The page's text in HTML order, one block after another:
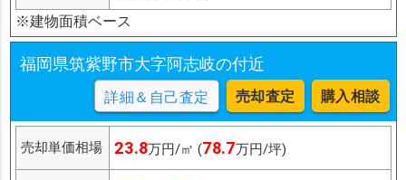
※建物面積ベース
福岡県筑紫野市大字阿志岐の付近
詳細＆自己査定 売却査定 購入相談
売却単価相場 23.8万円/㎡ (78.7万円/坪)